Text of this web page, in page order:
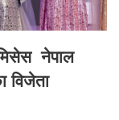
नेपाल
विजेता